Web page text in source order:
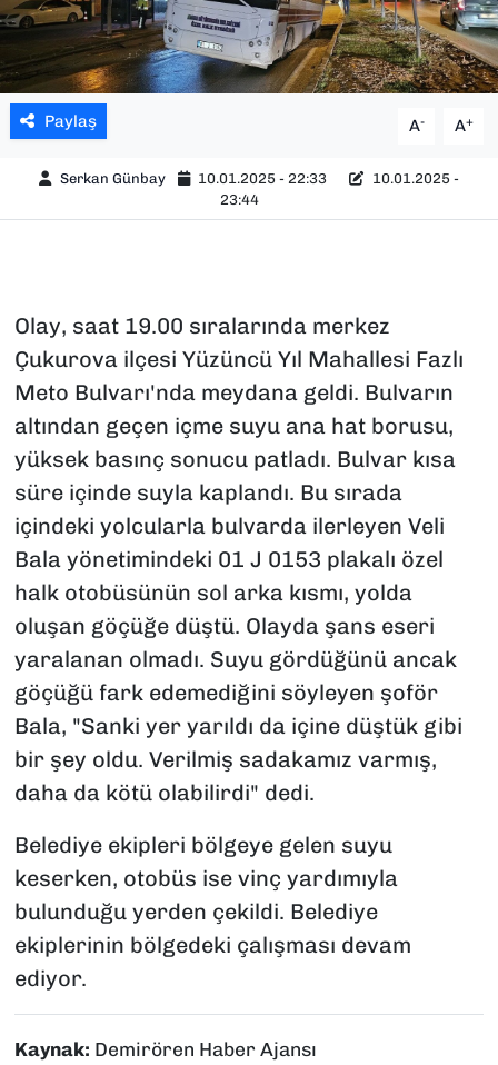
Paylaş A- A+
Serkan Günbay 10.01.2025 - 22:33
10.01.2025 -
23:44
Olay, saat 19.00 sıralarında merkez
Çukurova ilçesi Yüzüncü Yıl Mahallesi Fazlı
Meto Bulvarı'nda meydana geldi. Bulvarın
altından geçen içme suyu ana hat borusu,
yüksek basınç sonucu patladı. Bulvar kısa
süre içinde suyla kaplandı. Bu sırada
içindeki yolcularla bulvarda ilerleyen Veli
Bala yönetimindeki 01 J 0153 plakalı özel
halk otobüsünün sol arka kısmı, yolda
oluşan göçüğe düştü. Olayda şans eseri
yaralanan olmadı. Suyu gördüğünü ancak
göçüğü fark edemediğini söyleyen şoför
Bala, "Sanki yer yarıldı da içine düştük gibi
bir şey oldu. Verilmiş sadakamız varmış,
daha da kötü olabilirdi" dedi.
Belediye ekipleri bölgeye gelen suyu
keserken, otobüs ise vinç yardımıyla
bulunduğu yerden çekildi. Belediye
ekiplerinin bölgedeki çalışması devam
ediyor.
Kaynak: Demirören Haber Ajansı
YEREL YÖNETİMLER